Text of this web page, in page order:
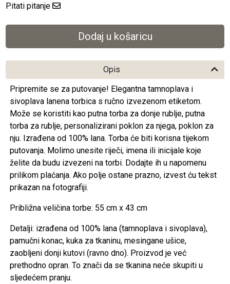
Pitati pitanje
Opis
Pripremite se za putovanje! Elegantna tamnoplava i
sivoplava lanena torbica s ručno izvezenom etiketom.
Može se koristiti kao putna torba za donje rublje, putna
torba za rublje, personalizirani poklon za njega, poklon za
nju. Izrađena od 100% lana. Torba će biti korisna tijekom
putovanja. Molimo unesite riječi, imena ili inicijale koje
želite da budu izvezeni na torbi. Dodajte ih u napomenu
prilikom plaćanja. Ako polje ostane prazno, izvest ću tekst
prikazan na fotografiji.
Približna veličina torbe: 55 cm x 43 cm
Detalji: izrađena od 100% lana (tamnoplava i sivoplava),
pamučni konac, kuka za tkaninu, mesingane ušice,
zaobljeni donji kutovi (ravno dno). Proizvod je već
prethodno opran. To znači da se tkanina neće skupiti u
sljedećem pranju.